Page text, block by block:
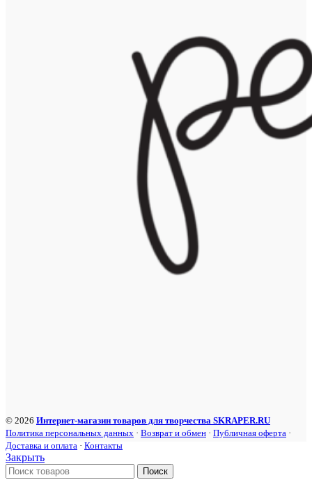
© 2026 Интернет-магазин товаров для творчества SKRAPER.RU
Политика персональных данных · Возврат и обмен · Публичная оферта ·
Доставка и оплата · Контакты
Закрыть
Поиск